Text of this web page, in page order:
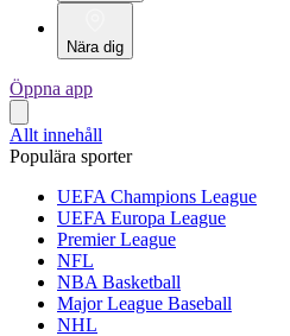
Nära dig
Öppna app
Allt innehåll
Populära sporter
UEFA Champions League
UEFA Europa League
Premier League
NFL
NBA Basketball
Major League Baseball
NHL